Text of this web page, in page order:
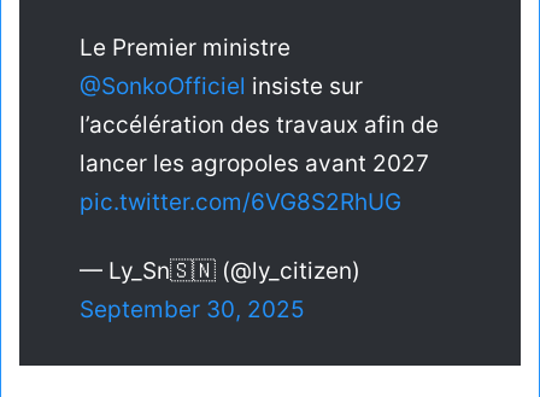
Le Premier ministre
@SonkoOfficiel insiste sur
l’accélération des travaux afin de
lancer les agropoles avant 2027
pic.twitter.com/6VG8S2RhUG
— Ly_Sn🇸🇳 (@ly_citizen)
September 30, 2025